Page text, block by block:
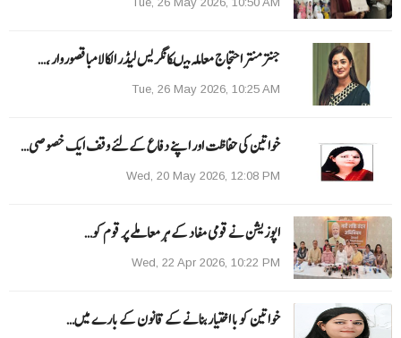
جنتر منتر احتجاج معاملہ میںکانگریس لیڈر الکا لامبا قصوروار ،…
Tue, 26 May 2026, 10:25 AM
خواتین کی حفاظت اور اپنے دفاع کےلئے وقف ایک خصوصی…
Wed, 20 May 2026, 12:08 PM
اپوزیشن نے قومی مفاد کے ہر معاملے پر قوم کو…
Wed, 22 Apr 2026, 10:22 PM
خواتین کو با اختیار بنانے کے قانون کے بارے میں…